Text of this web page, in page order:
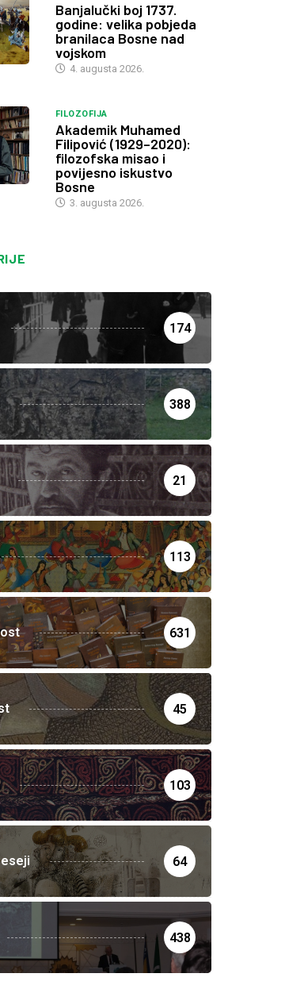
Banjalučki boj 1737.
godine: velika pobjeda
branilaca Bosne nad
vojskom
4. augusta 2026.
FILOZOFIJA
Akademik Muhamed
Filipović (1929–2020):
filozofska misao i
povijesno iskustvo
Bosne
3. augusta 2026.
174
388
21
113
631
45
103
64
438